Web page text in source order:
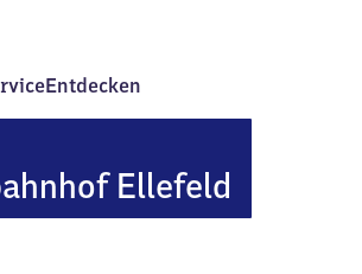
Entdecken
Ellefeld